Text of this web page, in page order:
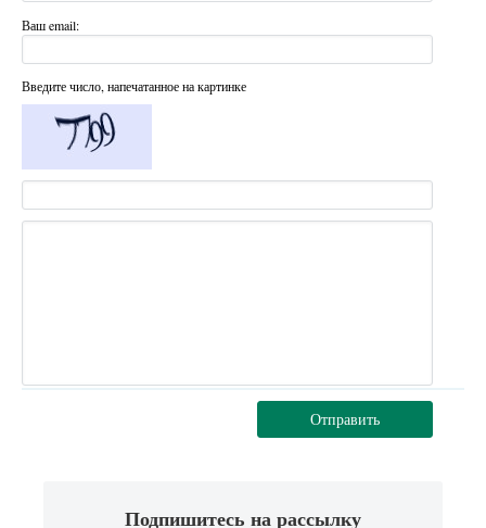
Ваш email:
Введите число, напечатанное на картинке
Отправить
Подпишитесь на рассылку